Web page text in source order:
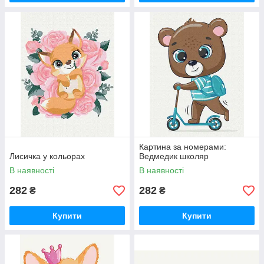
Лисичка у кольорах
В наявності
282 ₴
Купити
Картина за номерами:
Ведмедик школяр
В наявності
282 ₴
Купити